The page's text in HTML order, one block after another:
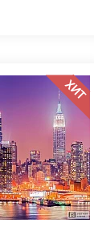
ХИТ